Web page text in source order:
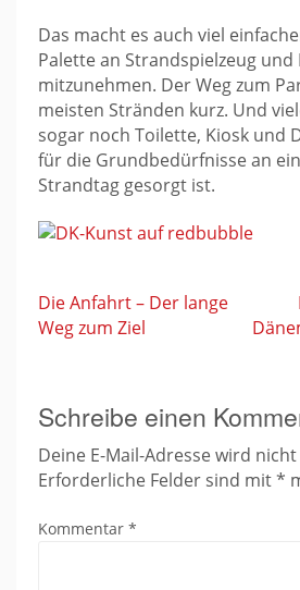
Das macht es auch viel
Palette an Strandspielzeug
mitzunehmen. Der Weg zum
meisten Stränden kurz. Und
sogar noch Toilette, Kiosk und
für die Grundbedürfnisse an
Strandtag gesorgt ist.
Beitragsnavigation
Die Anfahrt – Der lange
Weg zum Ziel
Schreibe einen
Deine E-Mail-Adresse wird
Erforderliche Felder sind mit*
Kommentar *